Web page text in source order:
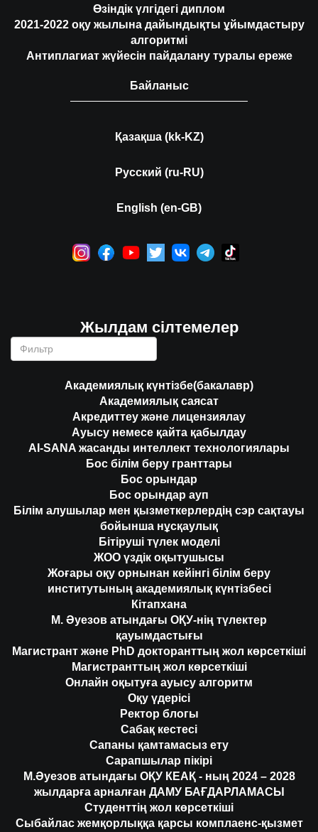
Өзіндік үлгідегі диплом
2021-2022 оқу жылына дайындықты ұйымдастыру
алгоритмі
Антиплагиат жүйесін пайдалану туралы ереже
Байланыс
Қазақша (kk-KZ)
Русский (ru-RU)
English (en-GB)
Жылдам сілтемелер
Академиялық күнтізбе(бакалавр)
Академиялық саясат
Акредиттеу және лицензиялау
Ауысу немесе қайта қабылдау
AI-SANA жасанды интеллект технологиялары
Бос білім беру гранттары
Бос орындар
Бос орындар ауп
Білім алушылар мен қызметкерлердің сэр сақтауы
бойынша нұсқаулық
Бітіруші түлек моделі
ЖОО үздік оқытушысы
Жоғары оқу орнынан кейінгі білім беру
институтының академиялық күнтізбесі
Кітапхана
М. Әуезов атындағы ОҚУ-нің түлектер
қауымдастығы
Магистрант және PhD докторанттың жол көрсеткіші
Магистранттың жол көрсеткіші
Онлайн оқытуға ауысу алгоритм
Оқу үдерісі
Ректор блогы
Сабақ кестесі
Сапаны қамтамасыз ету
Сарапшылар пікірі
М.Әуезов атындағы ОҚУ КЕАҚ - ның 2024 – 2028
жылдарға арналған ДАМУ БАҒДАРЛАМАСЫ
Студенттің жол көрсеткіші
Сыбайлас жемқорлыққа қарсы комплаенс-қызмет